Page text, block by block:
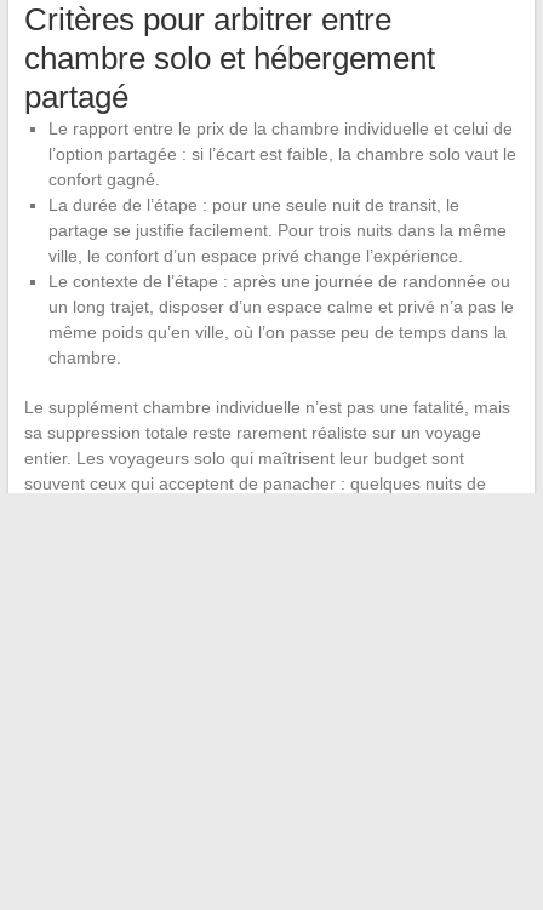
Critères pour arbitrer entre
chambre solo et hébergement
partagé
Le rapport entre le prix de la chambre individuelle et celui de
l’option partagée : si l’écart est faible, la chambre solo vaut le
confort gagné.
La durée de l’étape : pour une seule nuit de transit, le
partage se justifie facilement. Pour trois nuits dans la même
ville, le confort d’un espace privé change l’expérience.
Le contexte de l’étape : après une journée de randonnée ou
un long trajet, disposer d’un espace calme et privé n’a pas le
même poids qu’en ville, où l’on passe peu de temps dans la
chambre.
Le supplément chambre individuelle n’est pas une fatalité, mais
sa suppression totale reste rarement réaliste sur un voyage
entier. Les voyageurs solo qui maîtrisent leur budget sont
souvent ceux qui acceptent de panacher : quelques nuits de